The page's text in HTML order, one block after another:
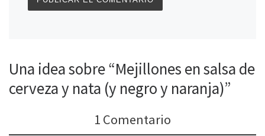
Una idea sobre “Mejillones en salsa de
cerveza y nata (y negro y naranja)”
1 Comentario